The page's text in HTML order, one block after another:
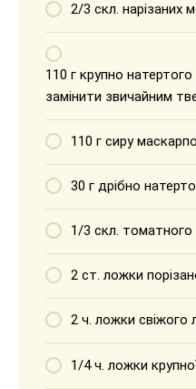
2/3 скл. нарізаних
110 г крупно
замінити звичайним
110 г сиру
30 г дрібно
1/3 скл. томатного
2 ст. ложки
2 ч. ложки свіжого
1/4 ч. ложки